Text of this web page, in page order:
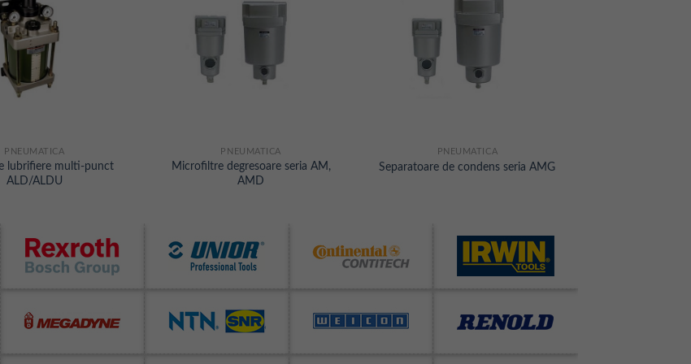
PNEUMATICA
lubrifiere multi-punct
ALD/ALDU
PNEUMATICA
Microfiltre degresoare seria AM,
AMD
PNEUMATICA
Separatoare de condens seria AMG